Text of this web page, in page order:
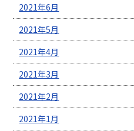
2021年6月
2021年5月
2021年4月
2021年3月
2021年2月
2021年1月